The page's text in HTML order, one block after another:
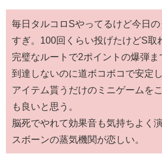
毎日タルコロSやってるけど今日
すぎ。100回くらい投げたけどS取
完璧なルートで2ポイントの爆弾
到達しないのに道ボコボコで安定し
アイテム貰うだけのミニゲームを
も良いと思う。
脳死でやれて効果音も気持ちよく
スボーンの蒸気機関が恋しい。